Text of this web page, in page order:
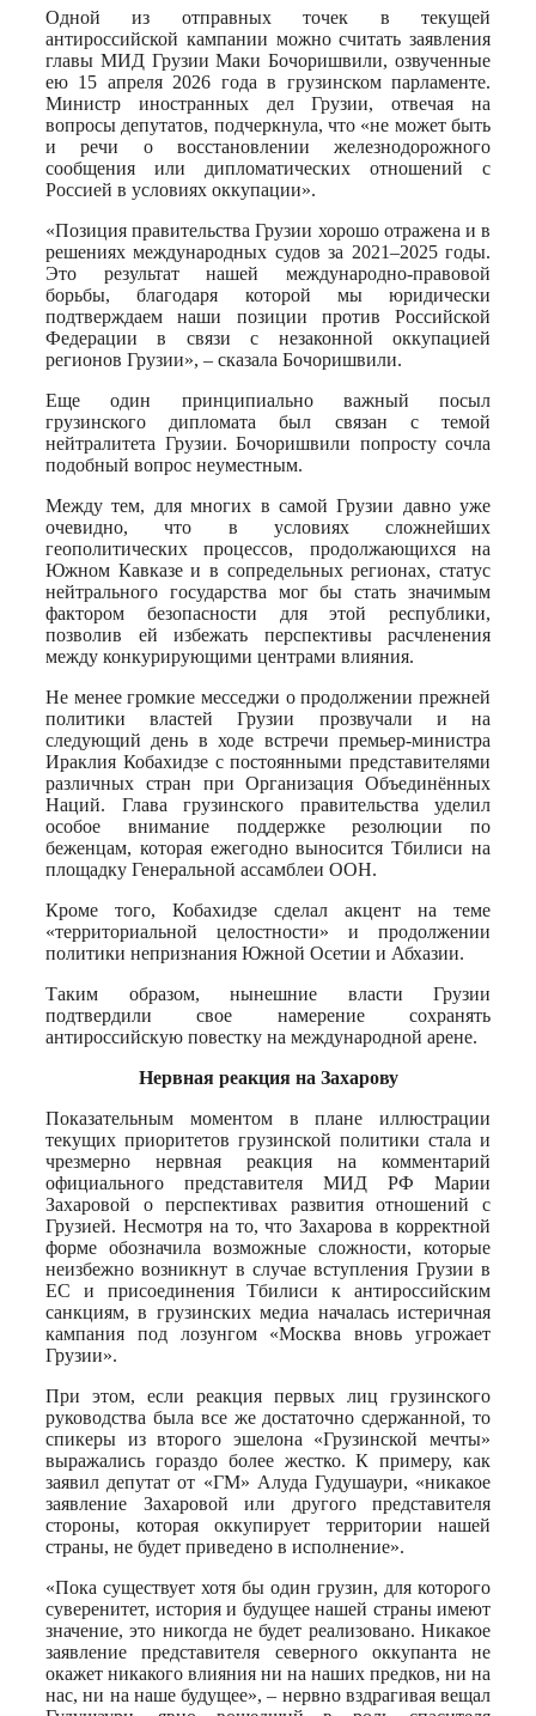
Одной из отправных точек в текущей
антироссийской кампании можно считать заявления
главы МИД Грузии Маки Бочоришвили, озвученные
ею 15 апреля 2026 года в грузинском парламенте.
Министр иностранных дел Грузии, отвечая на
вопросы депутатов, подчеркнула, что «не может быть
и речи о восстановлении железнодорожного
сообщения или дипломатических отношений с
Россией в условиях оккупации».
«Позиция правительства Грузии хорошо отражена и в
решениях международных судов за 2021–2025 годы.
Это результат нашей международно-правовой
борьбы, благодаря которой мы юридически
подтверждаем наши позиции против Российской
Федерации в связи с незаконной оккупацией
регионов Грузии», – сказала Бочоришвили.
Еще один принципиально важный посыл
грузинского дипломата был связан с темой
нейтралитета Грузии. Бочоришвили попросту сочла
подобный вопрос неуместным.
Между тем, для многих в самой Грузии давно уже
очевидно, что в условиях сложнейших
геополитических процессов, продолжающихся на
Южном Кавказе и в сопредельных регионах, статус
нейтрального государства мог бы стать значимым
фактором безопасности для этой республики,
позволив ей избежать перспективы расчленения
между конкурирующими центрами влияния.
Не менее громкие месседжи о продолжении прежней
политики властей Грузии прозвучали и на
следующий день в ходе встречи премьер-министра
Ираклия Кобахидзе с постоянными представителями
различных стран при Организация Объединённых
Наций. Глава грузинского правительства уделил
особое внимание поддержке резолюции по
беженцам, которая ежегодно выносится Тбилиси на
площадку Генеральной ассамблеи ООН.
Кроме того, Кобахидзе сделал акцент на теме
«территориальной целостности» и продолжении
политики непризнания Южной Осетии и Абхазии.
Таким образом, нынешние власти Грузии
подтвердили свое намерение сохранять
антироссийскую повестку на международной арене.
Нервная реакция на Захарову
Показательным моментом в плане иллюстрации
текущих приоритетов грузинской политики стала и
чрезмерно нервная реакция на комментарий
официального представителя МИД РФ Марии
Захаровой о перспективах развития отношений с
Грузией. Несмотря на то, что Захарова в корректной
форме обозначила возможные сложности, которые
неизбежно возникнут в случае вступления Грузии в
ЕС и присоединения Тбилиси к антироссийским
санкциям, в грузинских медиа началась истеричная
кампания под лозунгом «Москва вновь угрожает
Грузии».
При этом, если реакция первых лиц грузинского
руководства была все же достаточно сдержанной, то
спикеры из второго эшелона «Грузинской мечты»
выражались гораздо более жестко. К примеру, как
заявил депутат от «ГМ» Алуда Гудушаури, «никакое
заявление Захаровой или другого представителя
стороны, которая оккупирует территории нашей
страны, не будет приведено в исполнение».
«Пока существует хотя бы один грузин, для которого
суверенитет, история и будущее нашей страны имеют
значение, это никогда не будет реализовано. Никакое
заявление представителя северного оккупанта не
окажет никакого влияния ни на наших предков, ни на
нас, ни на наше будущее», – нервно вздрагивая вещал